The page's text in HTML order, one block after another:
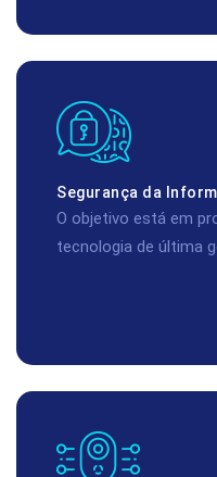
Segurança da
O objetivo está em
tecnologia de última